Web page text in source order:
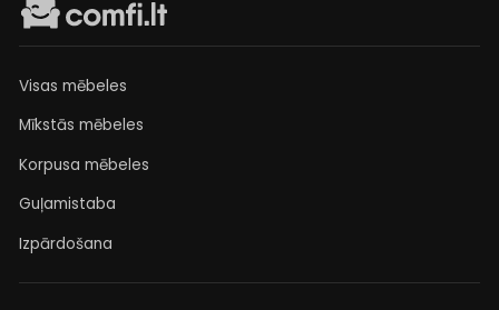
Visas mēbeles
Mīkstās mēbeles
Korpusa mēbeles
Guļamistaba
Izpārdošana